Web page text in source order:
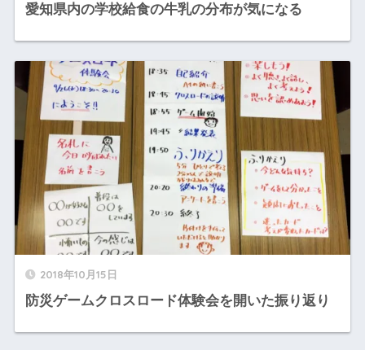
愛知県内の学校給食の牛乳の分布が気になる
2018年10月15日
防災ゲームクロスロード体験会を開いた振り返り